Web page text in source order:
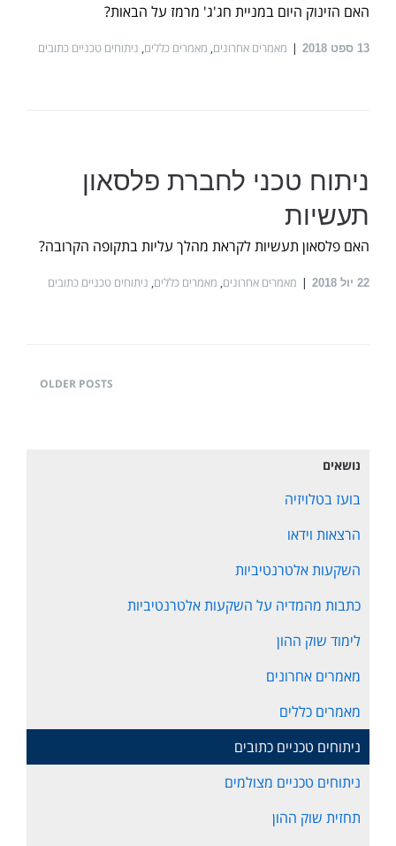
האם הזינוק היום במניית חג'ג' מרמז על הבאות?
13 ספט 2018 מאמרים אחרונים מאמרים כללים ניתוחים טכניים כתובים
ניתוח טכני לחברת פלסאון
תעשיות
האם פלסאון תעשיות לקראת מהלך עליות בתקופה הקרובה?
22 יול 2018 מאמרים אחרונים, מאמרים כללים, ניתוחים טכניים כתובים
OLDER POSTS
נושאים
בועז בטלויזיה
הרצאות וידאו
השקעות אלטרנטיביות
כתבות מהמדיה על השקעות אלטרנטיביות
לימוד שוק ההון
מאמרים אחרונים
מאמרים כללים
ניתוחים טכניים כתובים
ניתוחים טכניים מצולמים
תחזית שוק ההון